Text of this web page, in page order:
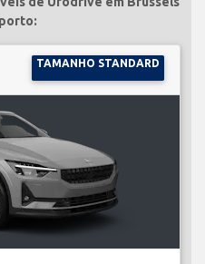
TAMANHO STANDARD